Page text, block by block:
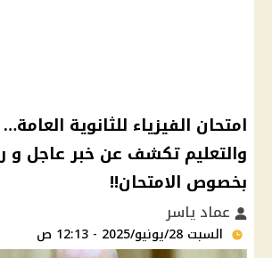
امتحان الفيزياء للثانوية
والتعليم تكشف عن خبر عاجل
بخصوص الامتحان!!
عماد ياسر
السبت 28/يونيو/2025 - 12:13 ص